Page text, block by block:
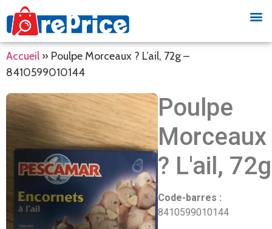
Accueil » Poulpe Morceaux ? L’ail, 72g –
8410599010144
Poulpe
Morceaux
? L'ail, 72g
Code-barres :
8410599010144